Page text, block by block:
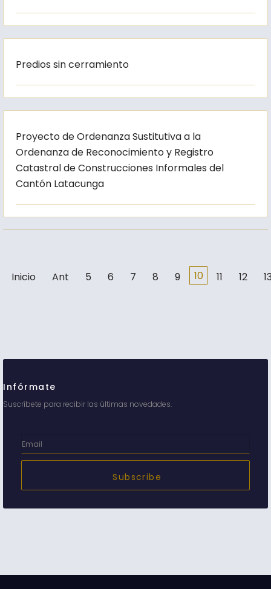
Predios sin cerramiento
Proyecto de Ordenanza Sustitutiva a la
Ordenanza de Reconocimiento y Registro
Catastral de Construcciones Informales del
Cantón Latacunga
Inicio Ant 5 6 7 8 9 10 11 12
Infórmate
Suscríbete para recibir las últimas novedades.
Subscribe